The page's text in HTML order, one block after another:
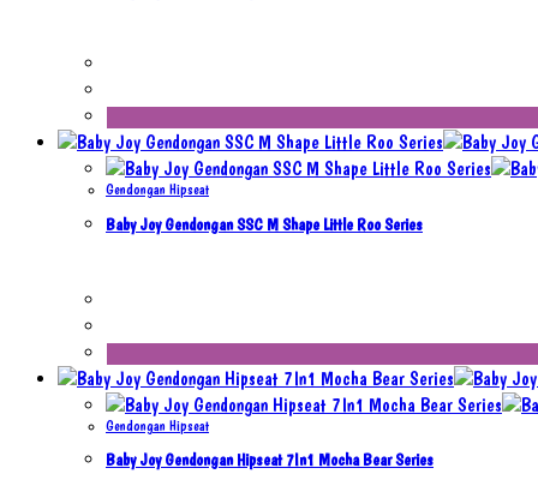
Gendongan Hipseat
Baby Joy Gendongan SSC M Shape Little Roo Series
Gendongan Hipseat
Baby Joy Gendongan Hipseat 7In1 Mocha Bear Series